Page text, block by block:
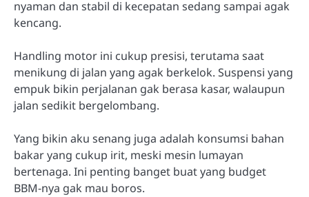
nyaman dan stabil di kecepatan sedang sampai agak
kencang.
Handling motor ini cukup presisi, terutama saat
menikung di jalan yang agak berkelok. Suspensi yang
empuk bikin perjalanan gak berasa kasar, walaupun
jalan sedikit bergelombang.
Yang bikin aku senang juga adalah konsumsi bahan
bakar yang cukup irit, meski mesin lumayan
bertenaga. Ini penting banget buat yang budget
BBM-nya gak mau boros.